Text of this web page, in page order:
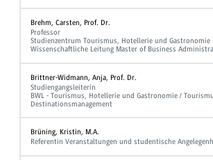
Brehm, Carsten, Prof. Dr.
Professor
Studienzentrum Tourismus, Hotellerie und Gastronomie
Wissenschaftliche Leitung Master of Business
Brittner-Widmann, Anja, Prof. Dr.
Studiengangsleiterin
BWL - Tourismus, Hotellerie und Gastronomie /
Destinationsmanagement
Brüning, Kristin, M.A.
Referentin Veranstaltungen und studentische